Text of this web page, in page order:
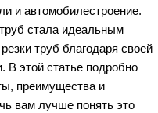
и автомобилестроение.
стала идеальным
труб благодаря своей
В этой статье подробно
преимущества и
вам лучше понять это